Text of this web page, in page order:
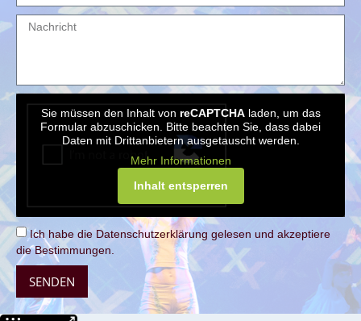
Sie müssen den Inhalt von reCAPTCHAladen, um das
Formular abzuschicken. Bitte beachten Sie, dass dabei
Daten mit Drittanbietern ausgetauscht werden.
Mehr Informationen
Inhalt entsperren
Ich habe die Datenschutzerklärung gelesen und akzeptiere
die Bestimmungen.
SENDEN